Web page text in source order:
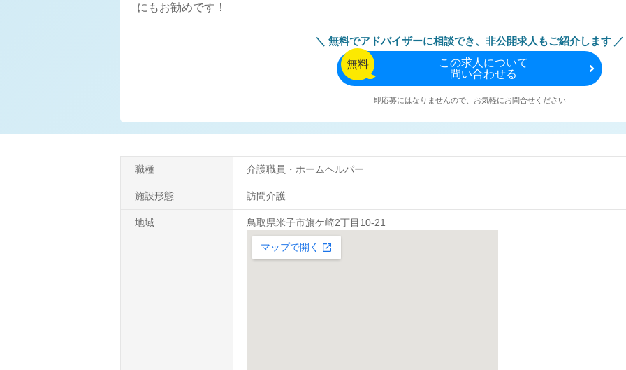
にもお勧めです！
無料でアドバイザーに相談でき、 非公開求人もご紹介します
無料
この求人について
問い合わせる
即応募にはなりませんので、お気軽にお問合せください
職種 介護職員・ホームヘルパー
施設形態 訪問介護
地域 鳥取県米子市旗ケ崎2丁目10-21